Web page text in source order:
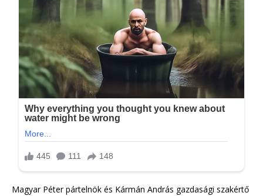
Magyar Péter pártelnök és Kármán András gazdasági szakértő